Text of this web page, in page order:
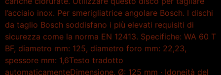
l’acciaio inox. Per smerigliatrice angolare Bosch. I dischi
da taglio Bosch soddisfano i più elevati requisiti di
sicurezza come la norma EN 12413. Specifiche: WA 60 T
BF, diametro mm: 125, diametro foro mm: 22,23,
spessore mm: 1,6Testo tradotto
automaticamenteDimensione, Ø: 125 mm · Idoneità del